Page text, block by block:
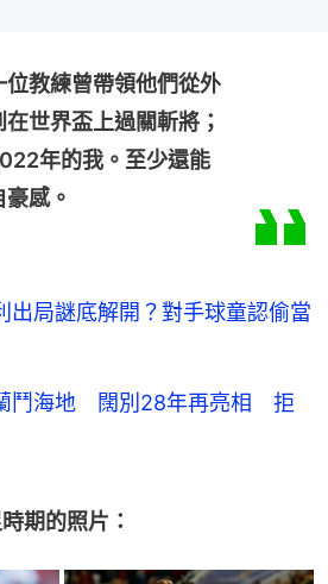
位教練曾帶領他們從外
在世界盃上過關斬將；
年的我。至少還能
感。
出局謎底解開？對手球童認偷當
鬥海地 闊別28年再亮相 拒
期的照片：